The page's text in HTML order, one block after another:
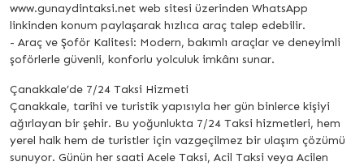
www.gunaydintaksi.net web sitesi üzerinden WhatsApp
linkinden konum paylaşarak hızlıca araç talep edebilir.
- Araç ve Şoför Kalitesi: Modern, bakımlı araçlar ve deneyimli
şoförlerle güvenli, konforlu yolculuk imkânı sunar.
Çanakkale’de 7/24 Taksi Hizmeti
Çanakkale, tarihi ve turistik yapısıyla her gün binlerce kişiyi
ağırlayan bir şehir. Bu yoğunlukta 7/24 Taksi hizmetleri, hem
yerel halk hem de turistler için vazgeçilmez bir ulaşım çözümü
sunuyor. Günün her saati Acele Taksi, Acil Taksi veya Acilen